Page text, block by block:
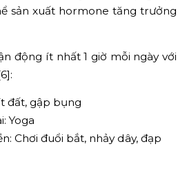
sản xuất hormone tăng trưởng
động ít nhất 1 giờ mỗi ngày với
đất, gập bụng
Yoga
Chơi đuổi bắt, nhảy dây, đạp